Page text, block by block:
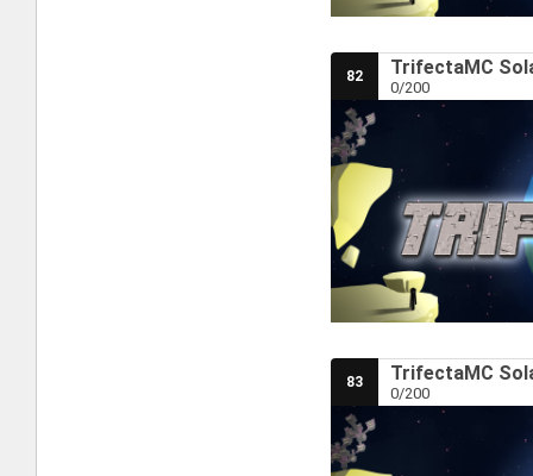
82 TrifectaMC
0/200
83 TrifectaMC
0/200